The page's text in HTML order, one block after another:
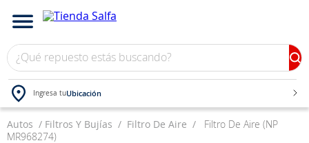
¿Qué repuesto estás buscando?
Ingresa tuUbicación
Autos Filtros Y Bujías Filtro De Aire
Filtro De Aire (NP
MR968274)
TÉRMINOS MÁS BUSCADOS